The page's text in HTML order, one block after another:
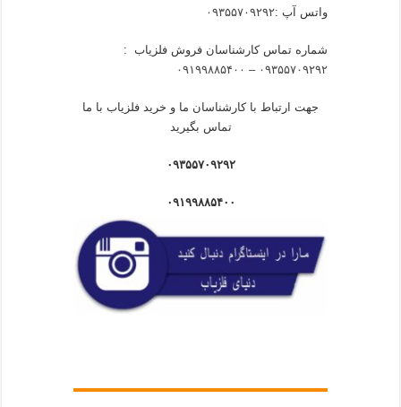
واتس آپ :۰۹۳۵۵۷۰۹۲۹۲
شماره تماس کارشناسان فروش فلزیاب :
۰۹۳۵۵۷۰۹۲۹۲ – ۰۹۱۹۹۸۸۵۴۰۰
جهت ارتباط با کارشناسان ما و خرید فلزیاب با ما
تماس بگیرید
۰۹۳۵۵۷۰۹۲۹۲
۰۹۱۹۹۸۸۵۴۰۰